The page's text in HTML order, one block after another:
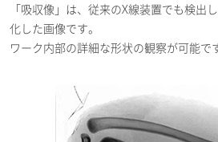
「吸収像」は、従来のX線装置でも検出
化した画像です。
ワーク内部の詳細な形状の観察が可能で